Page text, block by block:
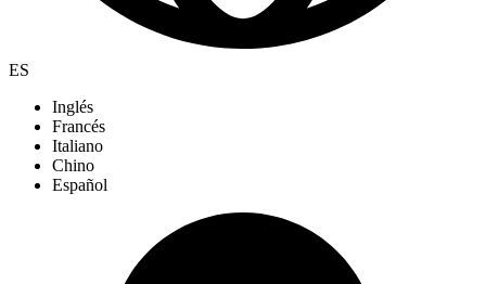
ES
Inglés
Francés
Italiano
Chino
Español